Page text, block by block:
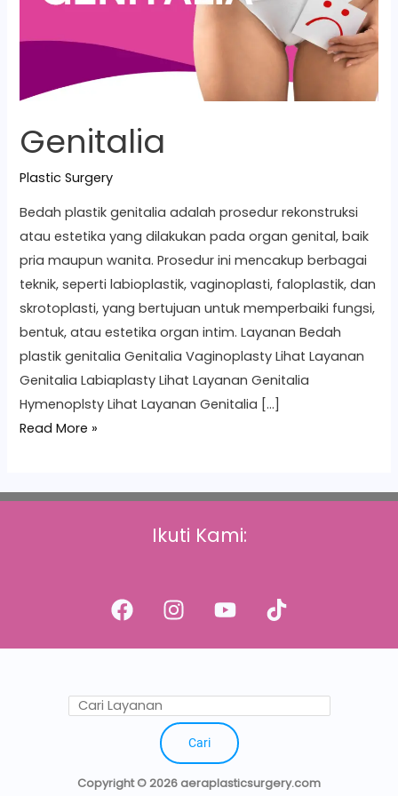
Genitalia
Plastic Surgery
Bedah plastik genitalia adalah prosedur rekonstruksi
atau estetika yang dilakukan pada organ genital, baik
pria maupun wanita. Prosedur ini mencakup berbagai
teknik, seperti labioplastik, vaginoplasti, faloplastik, dan
skrotoplasti, yang bertujuan untuk memperbaiki fungsi,
bentuk, atau estetika organ intim. Layanan Bedah
plastik genitalia Genitalia Vaginoplasty Lihat Layanan
Genitalia Labiaplasty Lihat Layanan Genitalia
Hymenoplsty Lihat Layanan Genitalia […]
Read More »
Ikuti Kami:
Cari
Copyright © 2026 aeraplasticsurgery.com